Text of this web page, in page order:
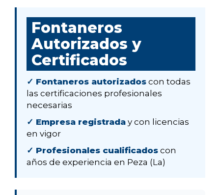
Fontaneros
Autorizados y
Certificados
✓ Fontaneros autorizados con todas
las certificaciones profesionales
necesarias
✓ Empresa registrada y con licencias
en vigor
✓ Profesionales cualificados con
años de experiencia en Peza (La)